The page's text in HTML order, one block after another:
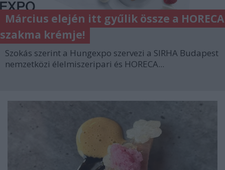
Március elején itt gyűlik össze a HORECA
szakma krémje!
Szokás szerint a Hungexpo szervezi a SIRHA Budapest
nemzetközi élelmiszeripari és HORECA...